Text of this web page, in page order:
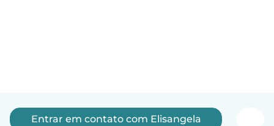
Entrar em contato com Elisangela